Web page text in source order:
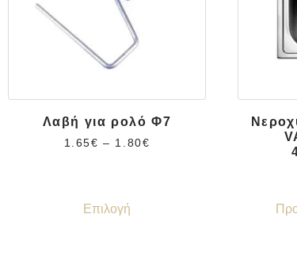
Λαβή για ρολό Φ7
1.65€ – 1.80€
Επιλογή